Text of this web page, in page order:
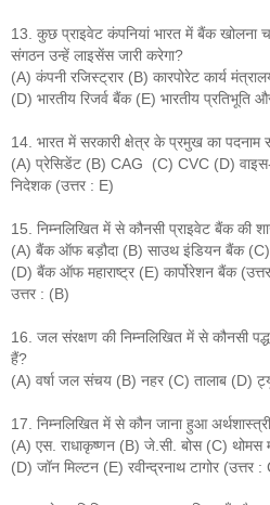
13. कुछ प्राइवेट कंपनियां भारत में बैंक खोलना
संगठन उन्हें लाइसेंस जारी करेगा?
(A) कंपनी रजिस्ट्रार (B) कारपोरेट कार्य
(D) भारतीय रिजर्व बैंक (E) भारतीय प्रतिभूति
14. भारत में सरकारी क्षेत्र के प्रमुख का पदनाम
(A) प्रेसिडेंट (B) CAG (C) CVC (D)
निदेशक (उत्तर : E)
15. निम्नलिखित में से कौनसी प्राइवेट बैंक की
(A) बैंक ऑफ बड़ौदा (B) साउथ इंडियन बैंक
(D) बैंक ऑफ महाराष्ट्र (E) कार्पोरेशन बैंक
उत्तर : (B)
16. जल संरक्षण की निम्नलिखित में से कौनसी
हैं?
(A) वर्षा जल संचय (B) नहर (C) तालाब (D)
17. निम्नलिखित में से कौन जाना हुआ
(A) एस. राधाकृष्णन (B) जे.सी. बोस (C) थोमस
(D) जॉन मिल्टन (E) रवीन्द्रनाथ टागोर (उत्तर :